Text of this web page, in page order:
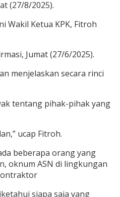
(27/8/2025).
Wakil Ketua KPK, Fitroh
Jumat (27/6/2025).
menjelaskan secara rinci
tentang pihak-pihak yang
ucap Fitroh.
beberapa orang yang
oknum ASN di lingkungan
siapa saja yang